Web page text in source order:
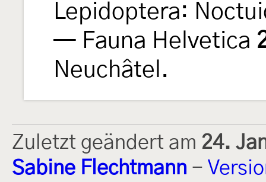
Lepidoptera:
— Fauna Helvetica
Neuchâtel.
Zuletzt geändert am 24.
Sabine Flechtmann -